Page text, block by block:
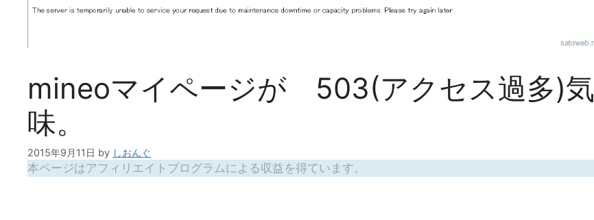
mineoマイページが 503(アクセス過多)気
味。
2015年9月11日 by しおんぐ
本ページはアフィリエイトプログラムによる収益を得ています。